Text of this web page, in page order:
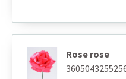
Rose rose